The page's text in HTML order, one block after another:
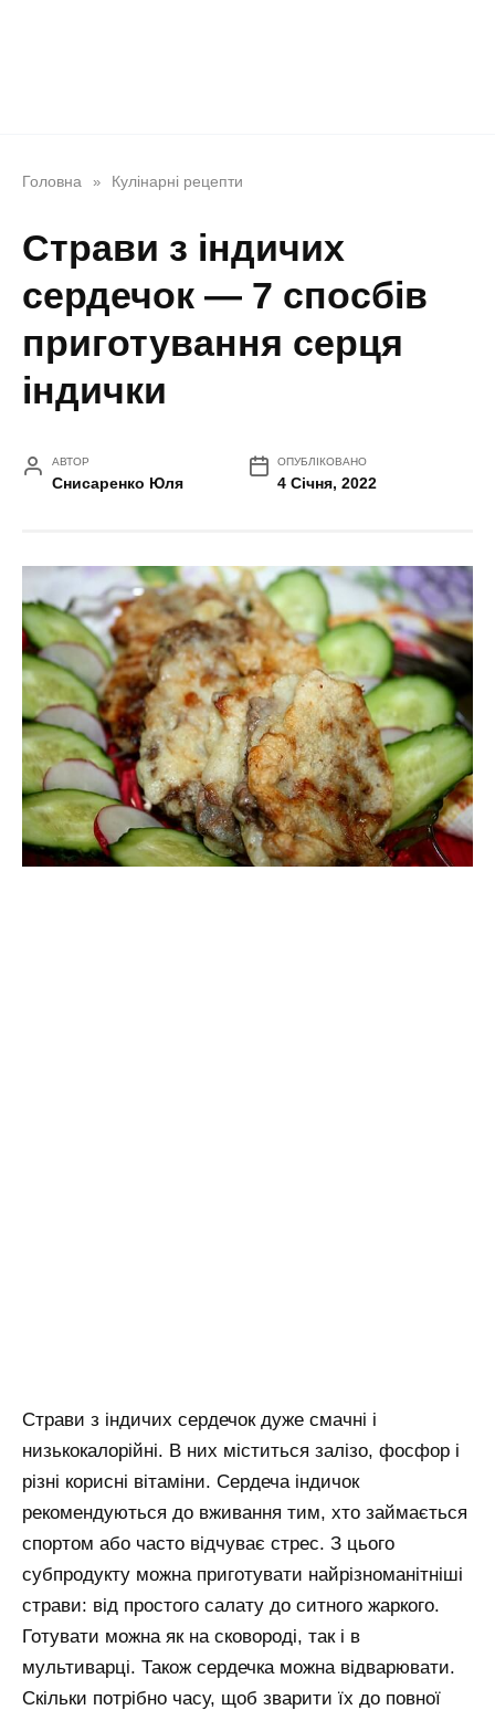
Головна » Кулінарні рецепти
Страви з індичих
сердечок — 7 спосбів
приготування серця
індички
АВТОР
Снисаренко Юля
ОПУБЛІКОВАНО
4 Січня, 2022
Страви з індичих сердечок дуже смачні і
низькокалорійні. В них міститься залізо, фосфор і
різні корисні вітаміни. Сердеча індичок
рекомендуються до вживання тим, хто займається
спортом або часто відчуває стрес. З цього
субпродукту можна приготувати найрізноманітніші
страви: від простого салату до ситного жаркого.
Готувати можна як на сковороді, так і в
мультиварці. Також сердечка можна відварювати.
Скільки потрібно часу, щоб зварити їх до повної